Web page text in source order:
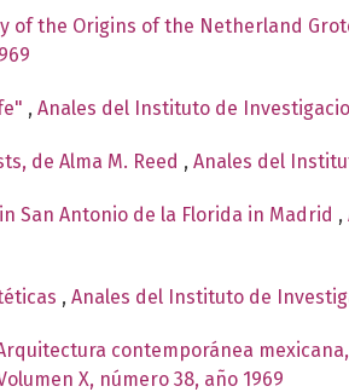
of the Origins of the Netherland
, Anales del Instituto de
de Alma M. Reed , Anales del
San Antonio de la Florida in Madrid ,
, Anales del Instituto de
contemporánea
X, número 38, año 1969